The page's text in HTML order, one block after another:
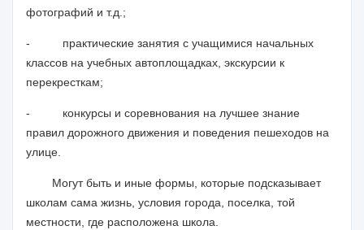
фотографий и т.д.;
-
практические занятия с учащимися начальных
классов на учебных автоплощадках, экскурсии к
перекресткам;
-
конкурсы и соревнования на лучшее знание
правил дорожного движения и поведения пешеходов на
улице.
Могут быть и иные формы, которые подсказывает
школам сама жизнь, условия города, поселка, той
местности, где расположена школа.